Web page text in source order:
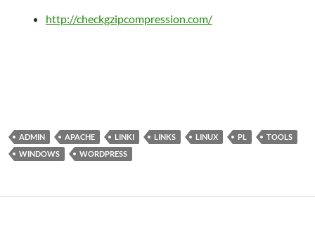
http://checkgzipcompression.com/
ADMIN APACHE LINKI LINKS LINUX PL
TOOLS
WINDOWS
WORDPRESS